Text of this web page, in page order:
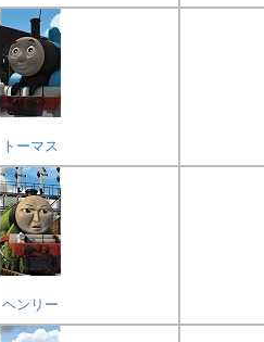
トーマス
ヘンリー